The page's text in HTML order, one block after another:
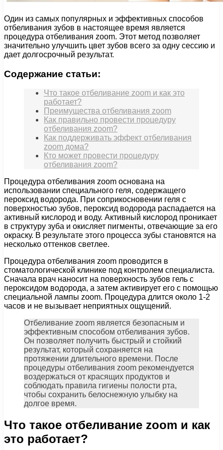
Один из самых популярных и эффективных способов
отбеливания зубов в настоящее время является
процедура отбеливания zoom. Этот метод позволяет
значительно улучшить цвет зубов всего за одну сессию и
дает долгосрочный результат.
Содержание статьи:
Что такое отбеливание zoom и как это
работает?
Преимущества отбеливания zoom
Как правильно провести процедуру
отбеливания zoom?
Как поддерживать эффект отбеливания
zoom дома?
Кто может провести процедуру
отбеливания zoom?
Процедура отбеливания zoom основана на
использовании специального геля, содержащего
пероксид водорода. При соприкосновении геля с
поверхностью зубов, пероксид водорода распадается на
активный кислород и воду. Активный кислород проникает
в структуру зуба и окисляет пигменты, отвечающие за его
окраску. В результате этого процесса зубы становятся на
несколько оттенков светлее.
Процедура отбеливания zoom проводится в
стоматологической клинике под контролем специалиста.
Сначала врач наносит на поверхность зубов гель с
пероксидом водорода, а затем активирует его с помощью
специальной лампы zoom. Процедура длится около 1-2
часов и не вызывает неприятных ощущений.
Отбеливание zoom является безопасным и
эффективным способом отбеливания зубов.
Он позволяет получить быстрый и стойкий
результат, который сохраняется на
протяжении длительного времени. После
процедуры отбеливания zoom рекомендуется
воздержаться от красящих продуктов и
соблюдать правила гигиены полости рта,
чтобы сохранить белоснежную улыбку на
долгое время.
Что такое отбеливание zoom и как
это работает?